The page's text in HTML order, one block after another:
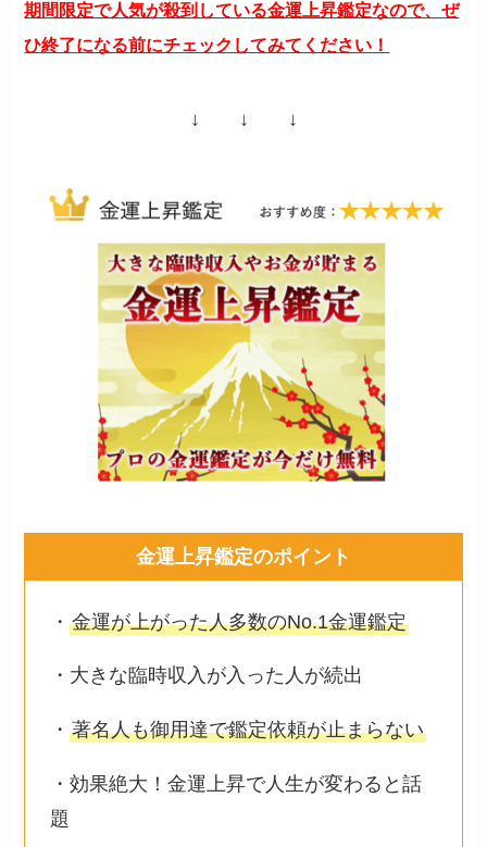
期間限定で人気が殺到している金運上昇鑑定なので、ぜ
ひ終了になる前にチェックしてみてください！
↓ ↓ ↓
金運上昇鑑定のポイント
・ 金運が上がった人多数のNo.1金運鑑定
・大きな臨時収入が入った人が続出
・ 著名人も御用達で鑑定依頼が止まらない
・効果絶大！金運上昇で人生が変わると話
題